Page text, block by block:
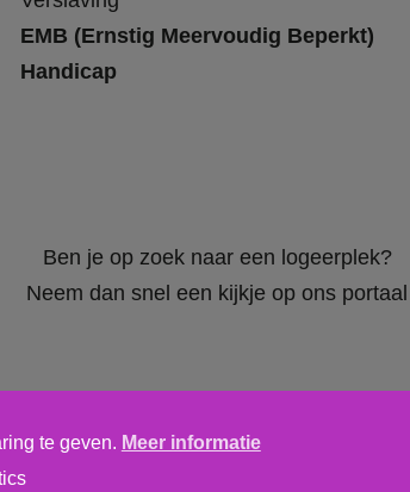
EMB (Ernstig Meervoudig Beperkt)
Handicap
Ben je op zoek naar een logeerplek?
Neem dan snel een kijkje op ons portaal
voorwaarden
te geven. Meer informatie